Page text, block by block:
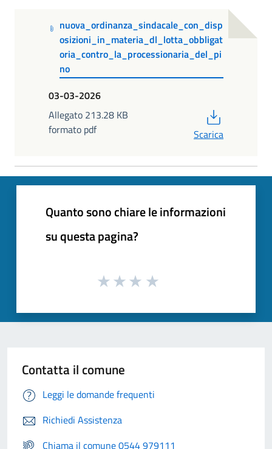
nuova_ordinanza_sindacale_con_disp
osizioni_in_materia_dl_lotta_obbligat
oria_contro_la_processionaria_del_pi
no
03-03-2026
Allegato 213.28 KB
formato pdf
Scarica
Quanto sono chiare le informazioni
su questa pagina?
Contatta il comune
Leggi le domande frequenti
Richiedi Assistenza
Chiama il comune 0544 979111